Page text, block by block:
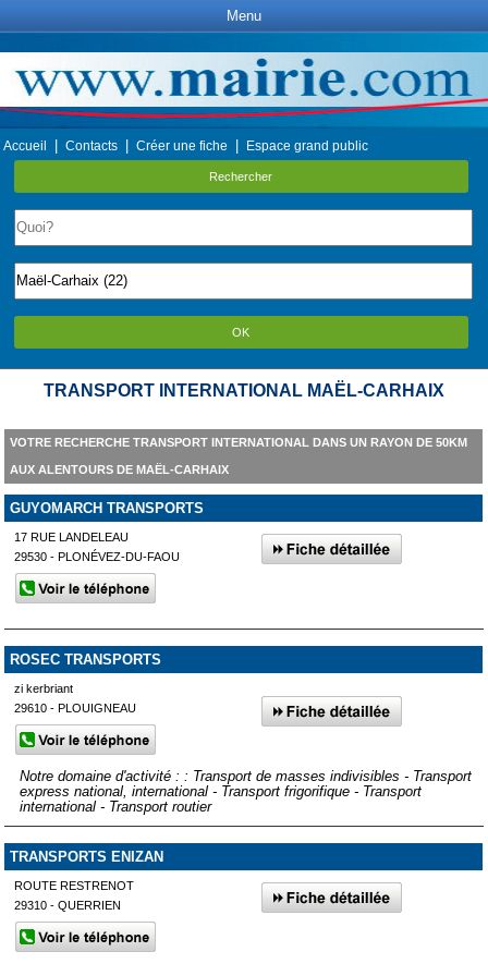
Menu
Accueil Contacts Créer une fiche Espace grand public
Rechercher
OK
TRANSPORT INTERNATIONAL MAËL-CARHAIX
VOTRE RECHERCHE TRANSPORT INTERNATIONAL DANS UN RAYON DE 50KM
AUX ALENTOURS DE MAËL-CARHAIX
GUYOMARCH TRANSPORTS
17 RUE LANDELEAU
29530 - PLONÉVEZ-DU-FAOU
ROSEC TRANSPORTS
zi kerbriant
29610 - PLOUIGNEAU
Notre domaine d'activité : : Transport de masses indivisibles - Transport
express national, international - Transport frigorifique - Transport
international - Transport routier
TRANSPORTS ENIZAN
ROUTE RESTRENOT
29310 - QUERRIEN